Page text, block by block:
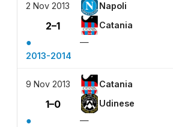
2 Nov 2013 Napoli
2–1 Catania
●
—
2013-2014
9 Nov 2013 Catania
1–0 Udinese
●
—